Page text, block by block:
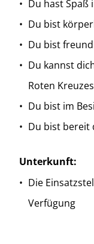
Du hast Spaß
Du bist
Du bist
Du kannst
Roten
Du bist im
Du bist bereit
Unterkunft:
Die
Verfügung